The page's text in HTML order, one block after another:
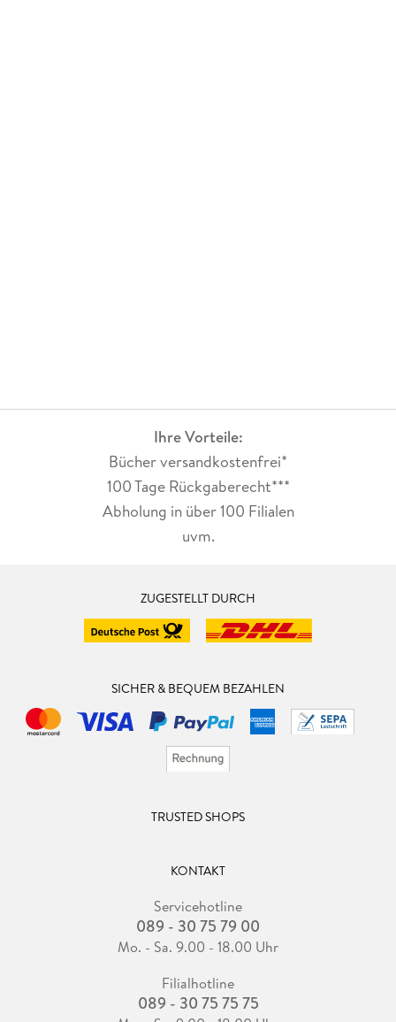
Ihre Vorteile:
Bücher versandkostenfrei*
100 Tage Rückgaberecht***
Abholung in über 100 Filialen
uvm.
ZUGESTELLT DURCH
SICHER & BEQUEM BEZAHLEN
TRUSTED SHOPS
KONTAKT
Servicehotline
089 - 30 75 79 00
Mo. - Sa. 9.00 - 18.00 Uhr
Filialhotline
089 - 30 75 75 75